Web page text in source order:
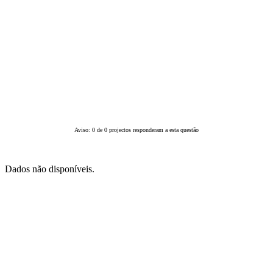
Aviso: 0 de 0 projectos responderam a esta questão
Dados não disponíveis.